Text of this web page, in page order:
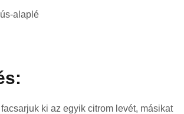
alaplé
ki az egyik citrom levét, másikat